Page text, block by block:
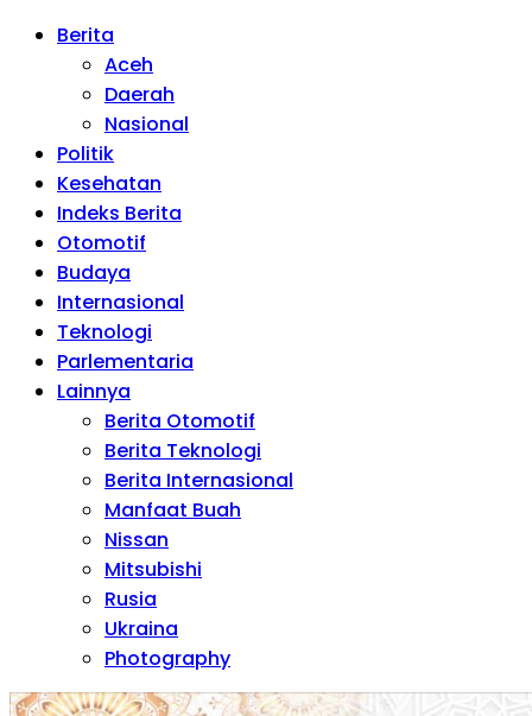
Berita
Aceh
Daerah
Nasional
Politik
Kesehatan
Indeks Berita
Otomotif
Budaya
Internasional
Teknologi
Parlementaria
Lainnya
Berita Otomotif
Berita Teknologi
Berita Internasional
Manfaat Buah
Nissan
Mitsubishi
Rusia
Ukraina
Photography